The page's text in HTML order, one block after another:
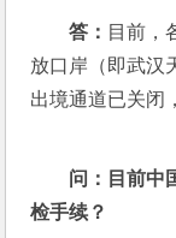
答： 目前，
放口岸（即武汉
出境通道已关闭
问： 目前中
检手续？